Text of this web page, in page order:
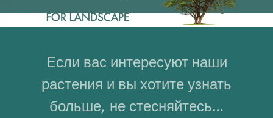
Если вас интересуют наши
растения и вы хотите узнать
больше, не стесняйтесь…